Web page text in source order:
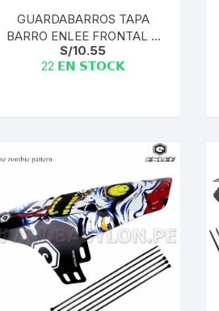
GUARDABARROS TAPA
BARRO ENLEE FRONTAL +
6 CINTAS GUARDABARROS
— MODEL BLACK
S/10.55
22 𝗘𝗡 𝗦𝗧𝗢𝗖𝗞